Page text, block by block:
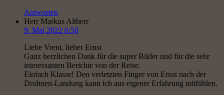
Antworten
Herr Markus Altherr
9. Mai 2022 6:50
Liebe Vreni, lieber Ernst
Ganz herzlichen Dank für die super Bilder und für die sehr
interessanten Berichte von der Reise.
Einfach Klasse! Den verletzten Finger von Ernst nach der
Drohnen-Landung kann ich aus eigener Erfahrung mitfühlen.